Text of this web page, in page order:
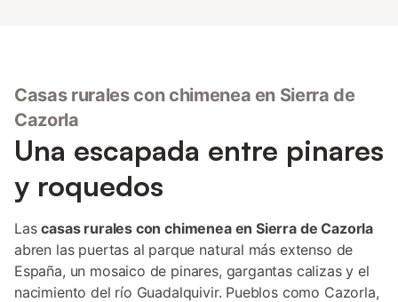
Casas rurales con chimenea en Sierra de
Cazorla
Una escapada entre pinares
y roquedos
Lascasas rurales con chimenea en Sierra de Cazorla
abren las puertas al parque natural más extenso de
España, un mosaico de pinares, gargantas calizas y el
nacimiento del río Guadalquivir. Pueblos como Cazorla,